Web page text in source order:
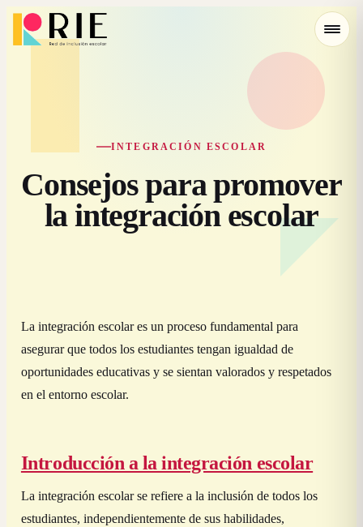
INTEGRACIÓN ESCOLAR
Consejos para promover
la integración escolar
La integración escolar es un proceso fundamental para
asegurar que todos los estudiantes tengan igualdad de
oportunidades educativas y se sientan valorados y respetados
en el entorno escolar.
Introducción a la integración escolar
La integración escolar se refiere a la inclusión de todos los
estudiantes, independientemente de sus habilidades,